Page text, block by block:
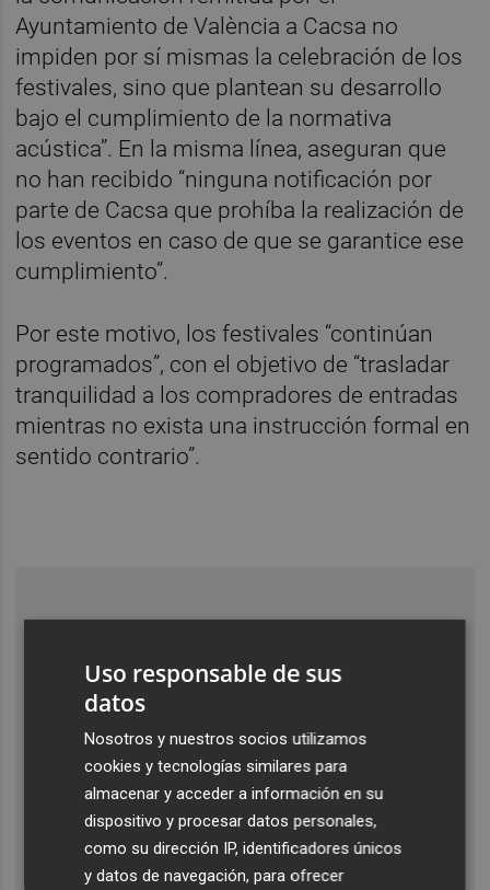
Ayuntamiento de València a Cacsa no
impiden por sí mismas la celebración de los
festivales, sino que plantean su desarrollo
bajo el cumplimiento de la normativa
acústica”. En la misma línea, aseguran que
no han recibido “ninguna notificación por
parte de Cacsa que prohíba la realización de
los eventos en caso de que se garantice ese
cumplimiento”.
Por este motivo, los festivales “continúan
programados”, con el objetivo de “trasladar
tranquilidad a los compradores de entradas
mientras no exista una instrucción formal en
sentido contrario”.
Uso responsable de sus
datos
Nosotros y nuestros socios utilizamos
cookies y tecnologías similares para
almacenar y acceder a información en su
dispositivo y procesar datos personales,
como su dirección IP, identificadores únicos
y datos de navegación, para ofrecer